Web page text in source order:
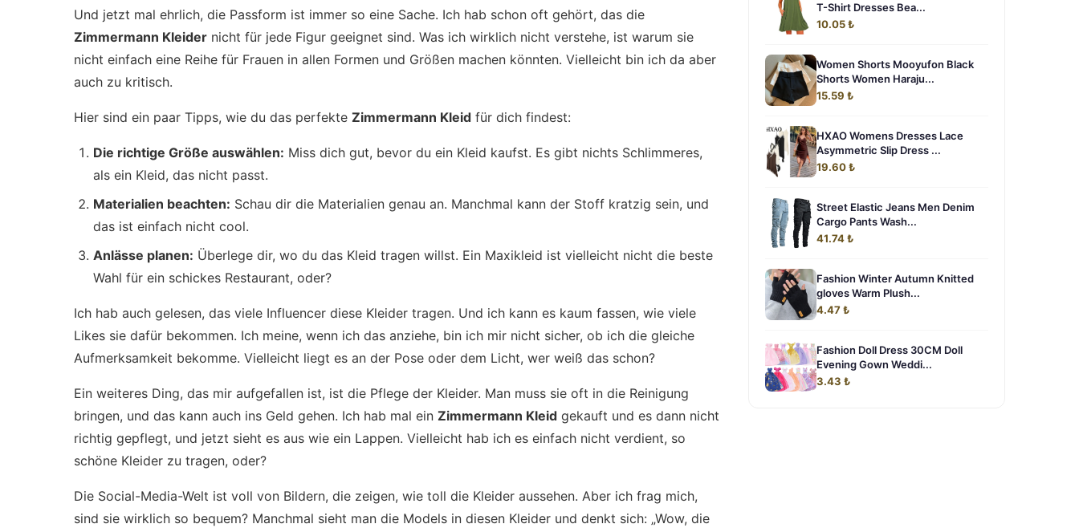
Und jetzt mal ehrlich, die Passform ist immer so eine Sache. Ich hab schon oft gehört, das die
Zimmermann Kleider nicht für jede Figur geeignet sind. Was ich wirklich nicht verstehe, ist warum sie
nicht einfach eine Reihe für Frauen in allen Formen und Größen machen könnten. Vielleicht bin ich da aber
auch zu kritisch.
Hier sind ein paar Tipps, wie du das perfekte Zimmermann Kleid für dich findest:
Die richtige Größe auswählen: Miss dich gut, bevor du ein Kleid kaufst. Es gibt nichts Schlimmeres,
als ein Kleid, das nicht passt.
Materialien beachten: Schau dir die Materialien genau an. Manchmal kann der Stoff kratzig sein, und
das ist einfach nicht cool.
Anlässe planen: Überlege dir, wo du das Kleid tragen willst. Ein Maxikleid ist vielleicht nicht die beste
Wahl für ein schickes Restaurant, oder?
Ich hab auch gelesen, das viele Influencer diese Kleider tragen. Und ich kann es kaum fassen, wie viele
Likes sie dafür bekommen. Ich meine, wenn ich das anziehe, bin ich mir nicht sicher, ob ich die gleiche
Aufmerksamkeit bekomme. Vielleicht liegt es an der Pose oder dem Licht, wer weiß das schon?
Ein weiteres Ding, das mir aufgefallen ist, ist die Pflege der Kleider. Man muss sie oft in die Reinigung
bringen, und das kann auch ins Geld gehen. Ich hab mal ein Zimmermann Kleid gekauft und es dann nicht
richtig gepflegt, und jetzt sieht es aus wie ein Lappen. Vielleicht hab ich es einfach nicht verdient, so
schöne Kleider zu tragen, oder?
Die Social-Media-Welt ist voll von Bildern, die zeigen, wie toll die Kleider aussehen. Aber ich frag mich,
sind sie wirklich so bequem? Manchmal sieht man die Models in diesen Kleider und denkt sich: „Wow, die
T-Shirt Dresses Bea...
10.05 ₺
Women Shorts Mooyufon Black
Shorts Women Haraju...
15.59 ₺
HXAO Womens Dresses Lace
Asymmetric Slip Dress ...
19.60 ₺
Street Elastic Jeans Men Denim
Cargo Pants Wash...
41.74 ₺
Fashion Winter Autumn Knitted
gloves Warm Plush...
4.47 ₺
Fashion Doll Dress 30CM Doll
Evening Gown Weddi...
3.43 ₺